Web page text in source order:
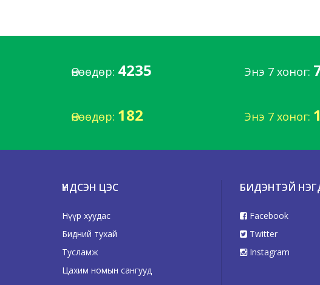
Өнөөдөр: 4235 Энэ 7 хоног:
Өнөөдөр: 182 Энэ 7 хоног:
ҮНДСЭН ЦЭС
Нүүр хуудас
Бидний тухай
Тусламж
Цахим номын сангууд
БИДЭНТЭЙ
Facebook
Twitter
Instagram